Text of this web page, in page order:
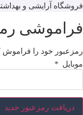
فروشگاه آرایشی و
فراموشی
رمزعبور خود را فراموش
موبایل *